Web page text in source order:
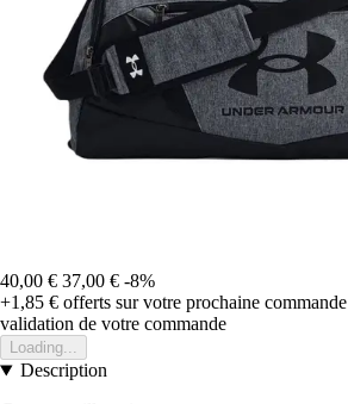
40,00 € 37,00 € -8%
+1,85 € offerts sur votre prochaine commande
validation de votre commande
Loading...
Description